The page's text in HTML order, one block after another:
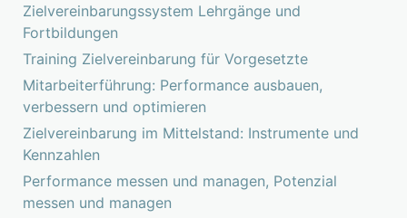
Zielvereinbarungssystem Lehrgänge und
Fortbildungen
Training Zielvereinbarung für Vorgesetzte
Mitarbeiterführung: Performance ausbauen,
verbessern und optimieren
Zielvereinbarung im Mittelstand: Instrumente und
Kennzahlen
Performance messen und managen, Potenzial
messen und managen